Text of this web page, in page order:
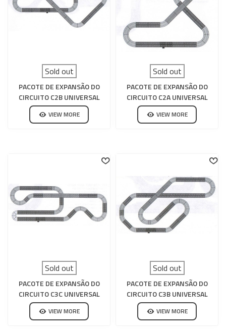
Sold out
PACOTE DE EXPANSÃO DO
CIRCUITO C2B UNIVERSAL
SCALEXTRIC
VIEW MORE
Sold out
PACOTE DE EXPANSÃO DO
CIRCUITO C2A UNIVERSAL
SCALEXTRIC
VIEW MORE
Sold out
PACOTE DE EXPANSÃO DO
CIRCUITO C3C UNIVERSAL
SCALEXTRIC
VIEW MORE
Sold out
PACOTE DE EXPANSÃO DO
CIRCUITO C3B UNIVERSAL
SCALEXTRIC
VIEW MORE